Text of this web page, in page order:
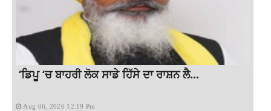
‘ਡਿਪੂ ‘ਚ ਬਾਹਰੀ ਲੋਕ ਸਾਡੇ ਹਿੱਸੇ ਦਾ ਰਾਸ਼ਨ ਲੈ...
Aug 06, 2026 12:19 Pm